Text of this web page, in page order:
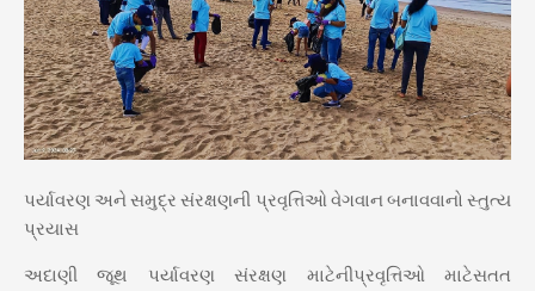
પર્યાવરણ અને સમુદ્ર સંરક્ષણની પ્રવૃત્તિઓ વેગવાન બનાવવાનો સ્તુત્ય
પ્રયાસ
અદાણી જૂથ પર્યાવરણ સંરક્ષણ માટેનીપ્રવૃત્તિઓ માટેસતત